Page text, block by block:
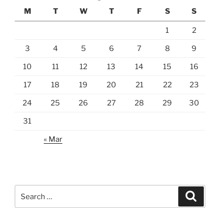
M
T W T F S S
1 2
3 4 5 6 7 8 9
10 11 12 13 14 15 16
17 18 19 20 21 22 23
24 25 26 27 28 29 30
31
« Mar
for: